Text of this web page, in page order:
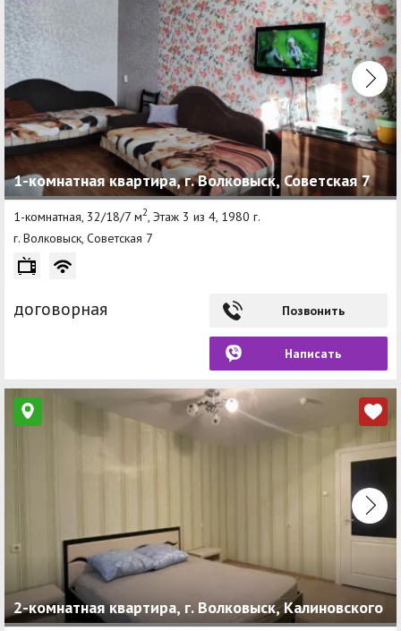
1-комнатная квартира, г. Волковыск, Советская 7
1-комнатная, 32/18/7 м2 , Этаж 3 из 4, 1980 г.
г. Волковыск, Советская 7
договорная Позвонить
Написать
2-комнатная квартира, г. Волковыск, Калиновского